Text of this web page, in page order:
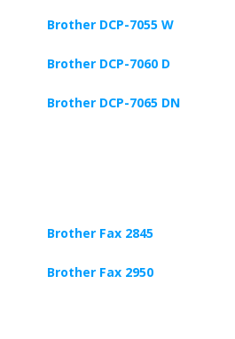
Brother DCP-7055 W
Brother DCP-7060 D
Brother DCP-7065 DN
Brother Fax 2845
Brother Fax 2950